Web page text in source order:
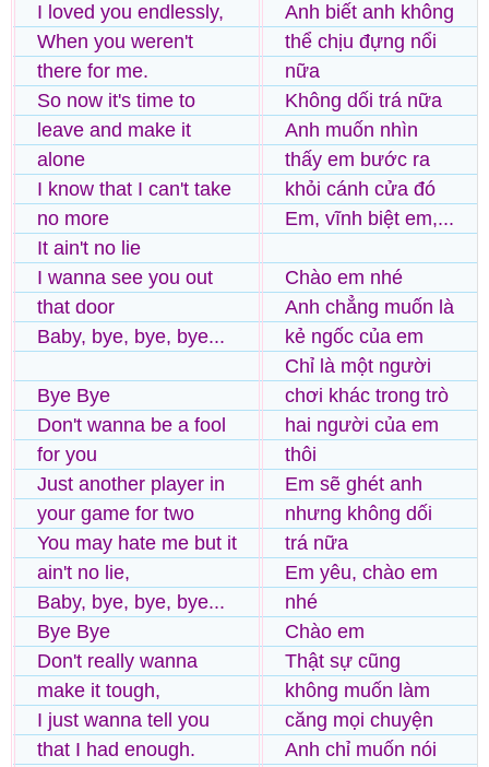
I loved you endlessly,
When you weren't
there for me.
So now it's time to
leave and make it
alone
I know that I can't take
no more
It ain't no lie
I wanna see you out
that door
Baby, bye, bye, bye...
Bye Bye
Don't wanna be a fool
for you
Just another player in
your game for two
You may hate me but it
ain't no lie,
Baby, bye, bye, bye...
Bye Bye
Don't really wanna
make it tough,
I just wanna tell you
that I had enough.
Anh biết anh không
thể chịu đựng nổi
nữa
Không dối trá nữa
Anh muốn nhìn
thấy em bước ra
khỏi cánh cửa đó
Em, vĩnh biệt em,...
Chào em nhé
Anh chẳng muốn là
kẻ ngốc của em
Chỉ là một người
chơi khác trong trò
hai người của em
thôi
Em sẽ ghét anh
nhưng không dối
trá nữa
Em yêu, chào em
nhé
Chào em
Thật sự cũng
không muốn làm
căng mọi chuyện
Anh chỉ muốn nói